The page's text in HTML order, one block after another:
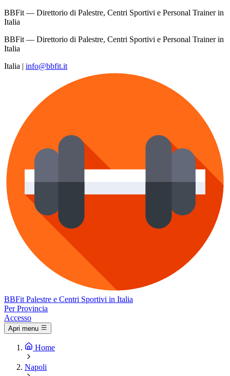
BBFit — Direttorio di Palestre, Centri Sportivi e Personal Trainer in
Italia
BBFit — Direttorio di Palestre, Centri Sportivi e Personal Trainer in
Italia
Italia | info@bbfit.it
BBFit Palestre e Centri Sportivi in Italia
Per Provincia
Accesso
Apri menu
Home
Napoli